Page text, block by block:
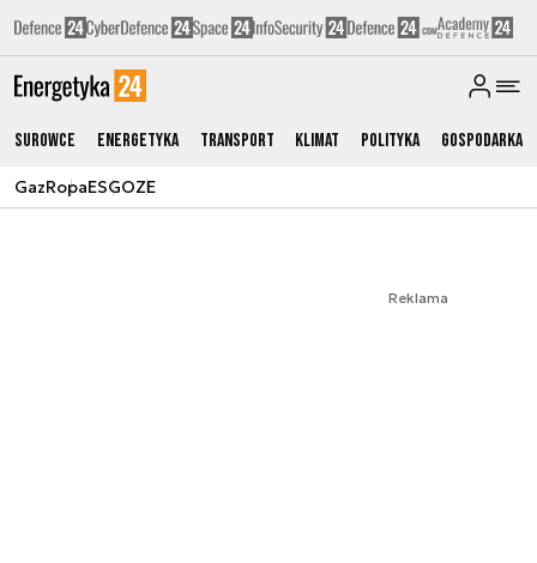
Surowce Energetyka Transport Klimat Polityka Gospodarka
GazRopaESGOZE
Reklama